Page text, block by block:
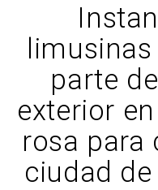
parte
exterior
rosa para
ciudad